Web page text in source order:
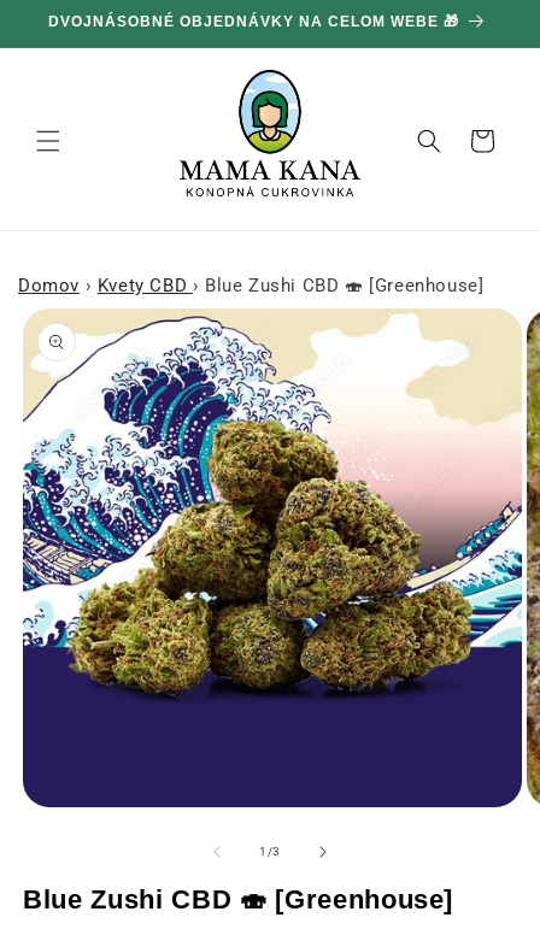
a prejsť
na obsah
DVOJNÁSOBNÉ OBJEDNÁVKY NA CELOM WEBE 🎁
Košík
Domov › Kvety CBD › Blue Zushi CBD 🍣 [Greenhouse]
Prejsť na
informácie
o produkte
modálnom
okne
1 /z3
Blue Zushi CBD 🍣 [Greenhouse]